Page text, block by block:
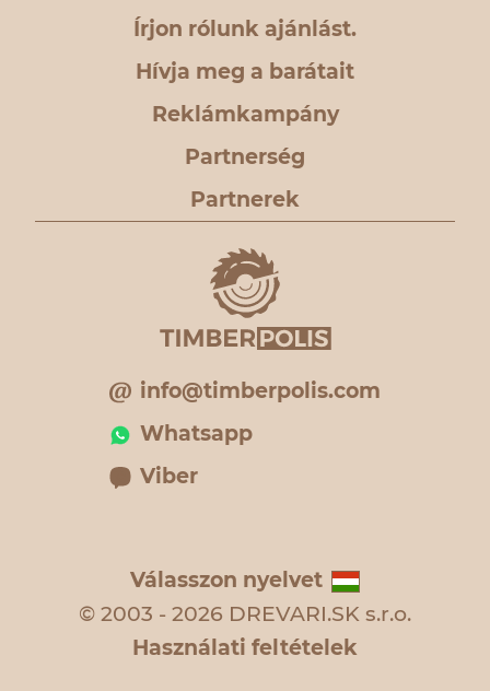
Írjon rólunk ajánlást.
Hívja meg a barátait
Reklámkampány
Partnerség
Partnerek
info@timberpolis.com
Whatsapp
Viber
Válasszon nyelvet
© 2003 - 2026 DREVARI.SK s.r.o.
Használati feltételek